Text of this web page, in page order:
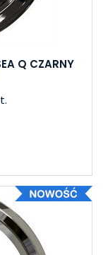
Q CZARNY